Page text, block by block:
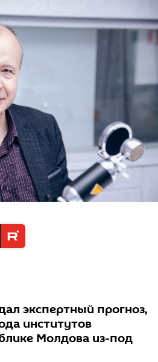
экспертный прогноз,
институтов
Молдова из-под